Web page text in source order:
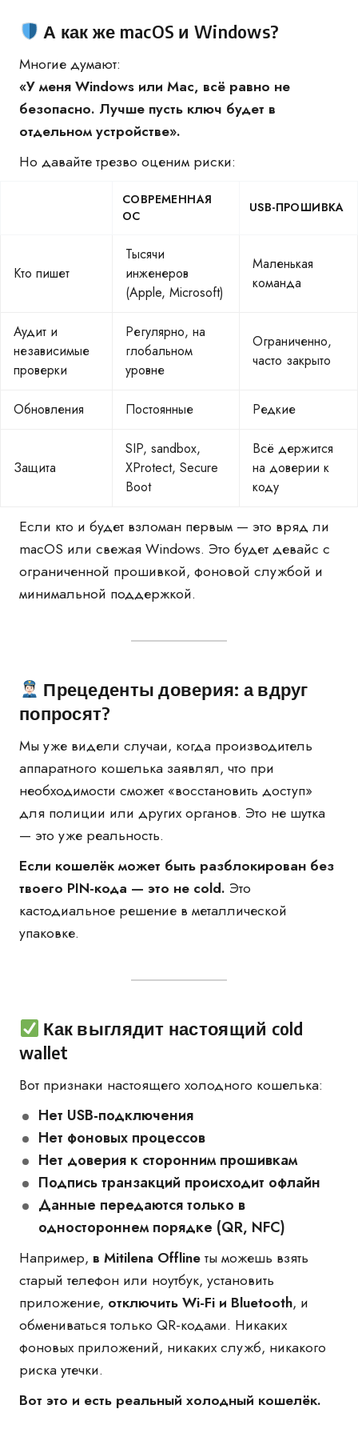
А как же macOS и Windows?
Многие думают:
«У меня Windows или Mac, всё равно не
безопасно. Лучше пусть ключ будет в
отдельном устройстве».
Но давайте трезво оценим риски:
СОВРЕМЕННАЯ
ОС
USB-ПРОШИВКА
Кто пишет
Тысячи
инженеров
(Apple, Microsoft)
Маленькая
команда
Аудит и
независимые
проверки
Регулярно, на
глобальном
уровне
Ограниченно,
часто закрыто
Обновления Постоянные Редкие
Защита
SIP, sandbox,
XProtect, Secure
Boot
Всё держится
на доверии к
коду
Если кто и будет взломан первым — это вряд ли
macOS или свежая Windows. Это будет девайс с
ограниченной прошивкой, фоновой службой и
минимальной поддержкой.
Прецеденты доверия: а вдруг
попросят?
Мы уже видели случаи, когда производитель
аппаратного кошелька заявлял, что при
необходимости сможет «восстановить доступ»
для полиции или других органов. Это не шутка
— это уже реальность.
Если кошелёк может быть разблокирован без
твоего PIN-кода — это не cold. Это
кастодиальное решение в металлической
упаковке.
Как выглядит настоящий cold
wallet
Вот признаки настоящего холодного кошелька:
Нет USB-подключения
Нет фоновых процессов
Нет доверия к сторонним прошивкам
Подпись транзакций происходит офлайн
Данные передаются только в
одностороннем порядке (QR, NFC)
Например, в Mitilena Offlineты можешь взять
старый телефон или ноутбук, установить
приложение, отключить Wi-Fi и Bluetooth, и
обмениваться только QR-кодами. Никаких
фоновых приложений, никаких служб, никакого
риска утечки.
Вот это и есть реальный холодный кошелёк.